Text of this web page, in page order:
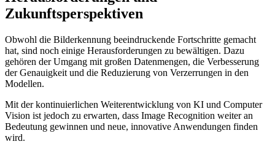
Zukunftsperspektiven
Obwohl die Bilderkennung beeindruckende Fortschritte gemacht
hat, sind noch einige Herausforderungen zu bewältigen. Dazu
gehören der Umgang mit großen Datenmengen, die Verbesserung
der Genauigkeit und die Reduzierung von Verzerrungen in den
Modellen.
Mit der kontinuierlichen Weiterentwicklung von KI und Computer
Vision ist jedoch zu erwarten, dass Image Recognition weiter an
Bedeutung gewinnen und neue, innovative Anwendungen finden
wird.